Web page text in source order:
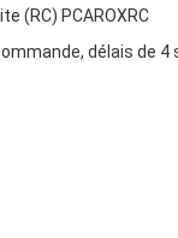
(RC) PCAROXRC
délais de